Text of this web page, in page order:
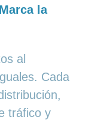
la
al
Cada
tráfico y